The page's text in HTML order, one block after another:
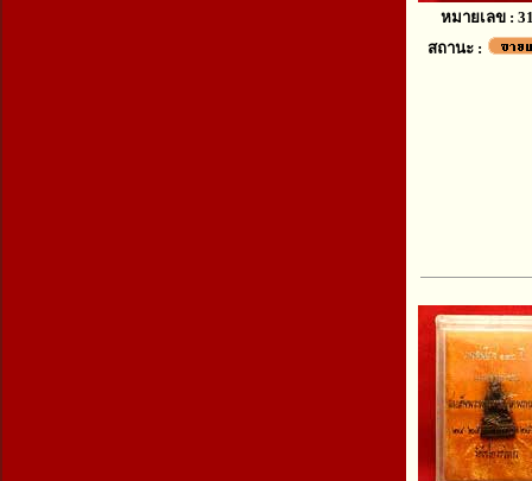
หมายเลข :
สถานะ :